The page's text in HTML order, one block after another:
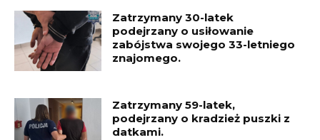
Zatrzymany 30-latek
podejrzany o usiłowanie
zabójstwa swojego 33-letniego
znajomego.
Zatrzymany 59-latek,
podejrzany o kradzież puszki z
datkami.